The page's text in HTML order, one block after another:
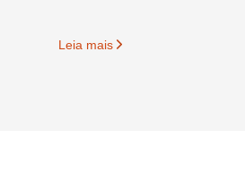
Leia mais